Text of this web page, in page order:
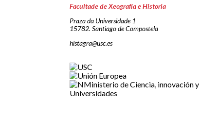
Facultade de Xeografía e Historia
Praza da Universidade 1
15782. Santiago de Compostela
histagra@usc.es